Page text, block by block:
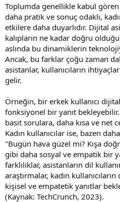
Toplumda genellikle kabul
daha pratik ve sonuç odaklı,
etkilere daha duyarlıdır. Dijital
kalıpların ne kadar doğru
aslında bu dinamiklerin
Ancak, bu farklar çoğu zaman
asistanlar, kullanıcıların
gelir.
Örneğin, bir erkek kullanıcı
fonksiyonel bir yanıt
basit sorulara, daha kısa ve net
Kadın kullanıcılar ise, bazen
"Bugün hava güzel mi? Kışa
gibi daha sosyal ve empatik bir
farklılıklar, asistanların dil
araştırmalar, kadın
kişisel ve empatetik yanıtlar
(Kaynak: TechCrunch, 2023).